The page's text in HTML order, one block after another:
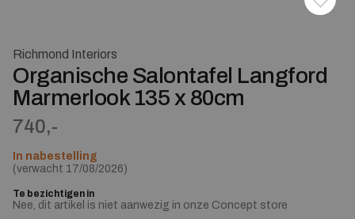
Richmond Interiors
Organische Salontafel Langford
Marmerlook 135 x 80cm
740,-
In nabestelling
(verwacht 17/08/2026)
Te bezichtigen in
Nee, dit artikel is niet aanwezig in onze Concept store